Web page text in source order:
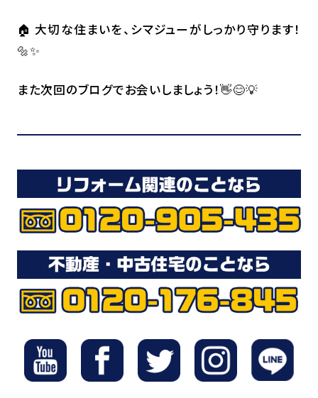
🏠 大切な住まいを、シマジューがしっかり守ります！
🔩✨
また次回のブログでお会いしましょう！👋😊💡